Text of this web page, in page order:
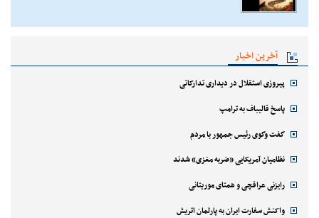
آخرین اخبار
پیروزی استقلال در دیداری تدارکاتی
پاسخ قالیباف به ترامپ
گفت وگوی رئیس جمهور با مردم
نظامیان آمریکایی «ضربه مغزی» شدند
رایزنی عراقچی و همتای موریتانی
واکنش سفارت ایران به پارلمان اتریش